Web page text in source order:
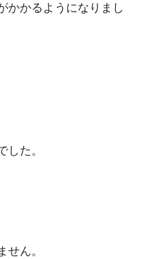
かかるようになりまし
た。
ん。